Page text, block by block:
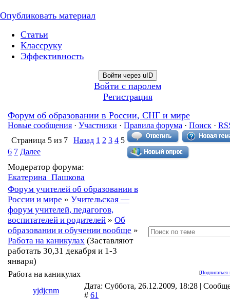
Опубликовать материал
Статьи
Классруку
Эффективность
Войти через uID
Войти с паролем
Регистрация
Форум об образовании в России, СНГ и мире
Новые сообщения · Участники · Правила форума · Поиск ·
Страница 5 из 7 Назад 1 2 3 4 5
6 7 Далее
Модератор форума:
Екатерина_Пашкова
Форум учителей об образовании в
России и мире » Учительская —
форум учителей, педагогов,
воспитателей и родителей » Об
образовании и обучении вообще »
Работа на каникулах (Заставляют
работать 30,31 декабря и 1-3
января)
[Подписаться
Работа на каникулах
yjdjcnm
Дата: Суббота, 26.12.2009, 18:28 |
# 61